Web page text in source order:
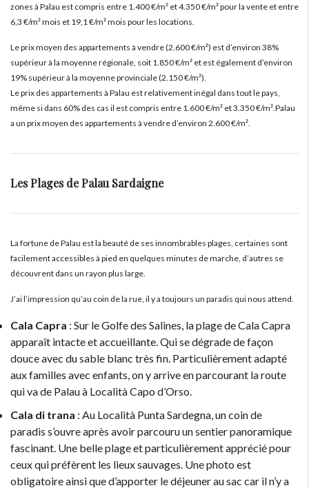
zones à Palau est compris entre 1.400 €/m² et 4.350 €/m² pour la vente et entre
6,3 €/m² mois et 19,1 €/m² mois pour les locations.
Le prix moyen des appartements à vendre (2.600 €/m²) est d’environ 38%
supérieur à la moyenne régionale, soit 1.850 €/m² et est également d’environ
19% supérieur à la moyenne provinciale (2.150 €/m²).
Le prix des appartements à Palau est relativement inégal dans tout le pays,
même si dans 60% des cas il est compris entre 1.600 €/m² et 3.350 €/m².Palau
a un prix moyen des appartements à vendre d’environ 2.600 €/m².
Les Plages de Palau Sardaigne
La fortune de Palau est la beauté de ses innombrables plages, certaines sont
facilement accessibles à pied en quelques minutes de marche, d’autres se
découvrent dans un rayon plus large.
J’ai l’impression qu’au coin de la rue, il y a toujours un paradis qui nous attend.
Cala Capra : Sur le Golfe des Salines, la plage de Cala Capra
apparaît intacte et accueillante. Qui se dégrade de façon
douce avec du sable blanc très fin. Particulièrement adapté
aux familles avec enfants, on y arrive en parcourant la route
qui va de Palau à Località Capo d’Orso.
Cala di trana : Au Località Punta Sardegna, un coin de
paradis s’ouvre après avoir parcouru un sentier panoramique
fascinant. Une belle plage et particulièrement apprécié pour
ceux qui préfèrent les lieux sauvages. Une photo est
obligatoire ainsi que d’apporter le déjeuner au sac car il n’y a